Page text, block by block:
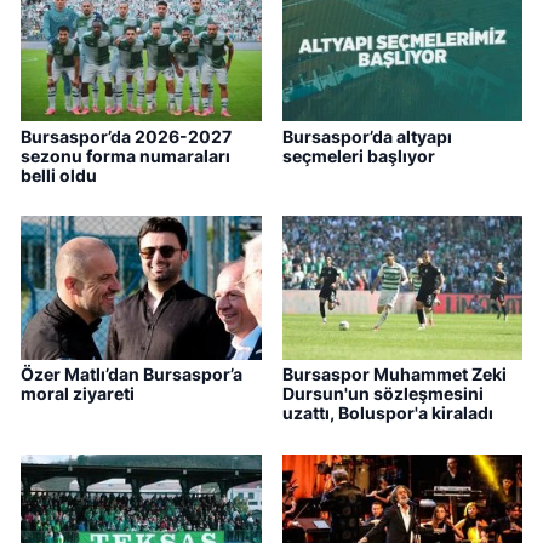
Bursaspor’da 2026-2027
sezonu forma numaraları
belli oldu
Bursaspor’da altyapı
seçmeleri başlıyor
Özer Matlı’dan Bursaspor’a
moral ziyareti
Bursaspor Muhammet Zeki
Dursun'un sözleşmesini
uzattı, Boluspor'a kiraladı